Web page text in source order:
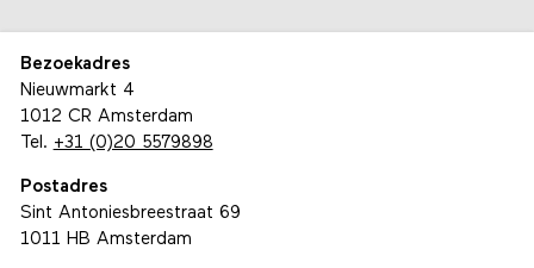
Bezoekadres
Nieuwmarkt 4
1012 CR Amsterdam
Tel. +31 (0)20 5579898
Postadres
Sint Antoniesbreestraat 69
1011 HB Amsterdam